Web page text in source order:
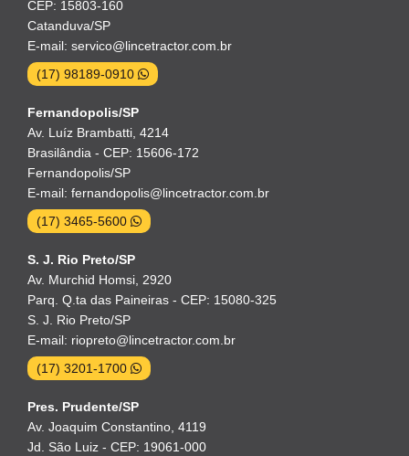
CEP: 15803-160
Catanduva/SP
E-mail: servico@lincetractor.com.br
(17) 98189-0910
Fernandopolis/SP
Av. Luíz Brambatti, 4214
Brasilândia - CEP: 15606-172
Fernandopolis/SP
E-mail: fernandopolis@lincetractor.com.br
(17) 3465-5600
S. J. Rio Preto/SP
Av. Murchid Homsi, 2920
Parq. Q.ta das Paineiras - CEP: 15080-325
S. J. Rio Preto/SP
E-mail: riopreto@lincetractor.com.br
(17) 3201-1700
Pres. Prudente/SP
Av. Joaquim Constantino, 4119
Jd. São Luiz - CEP: 19061-000